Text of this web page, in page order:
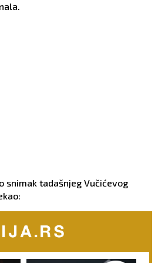
snimak tadašnjeg Vučićevog